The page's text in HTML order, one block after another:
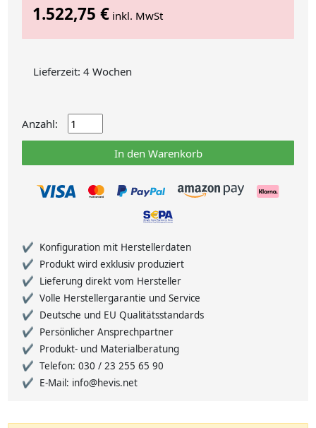
1.522,75 € inkl. MwSt
Lieferzeit: 4 Wochen
Anzahl:
In den Warenkorb
Konfiguration mit Herstellerdaten
Produkt wird exklusiv produziert
Lieferung direkt vom Hersteller
Volle Herstellergarantie und Service
Deutsche und EU Qualitätsstandards
Persönlicher Ansprechpartner
Produkt- und Materialberatung
Telefon: 030 / 23 255 65 90
E-Mail: info@hevis.net